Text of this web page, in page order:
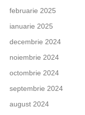
februarie 2025
ianuarie 2025
decembrie 2024
noiembrie 2024
octombrie 2024
septembrie 2024
august 2024